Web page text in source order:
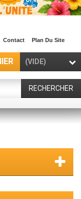
Contact Plan Du Site
(VIDE)
RECHERCHER